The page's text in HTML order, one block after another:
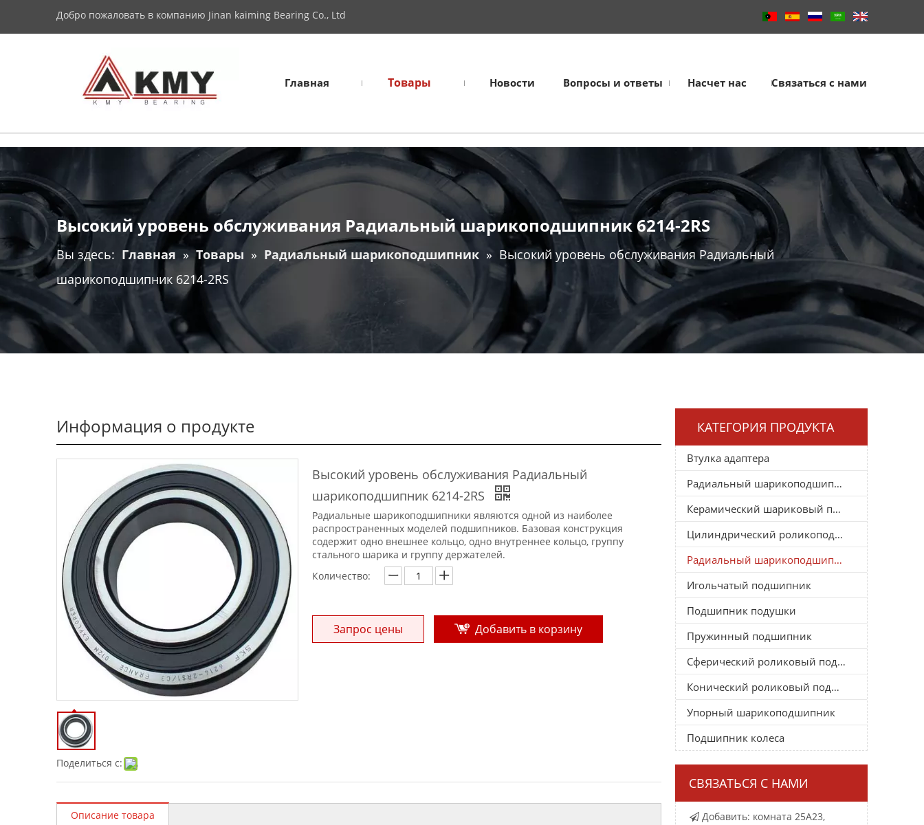
Добро пожаловать в компанию Jinan kaiming Bearing Co., Ltd
Главная Товары Новости Вопросы и ответы Насчет нас Связаться с нами
Высокий уровень обслуживания Радиальный шарикоподшипник 6214-2RS
Вы здесь: Главная » Товары » Радиальный шарикоподшипник » Высокий уровень обслуживания Радиальный
шарикоподшипник 6214-2RS
Информация о продукте
Поделиться с:
Высокий уровень обслуживания Радиальный
шарикоподшипник 6214-2RS
Радиальные шарикоподшипники являются одной из наиболее
распространенных моделей подшипников. Базовая конструкция
содержит одно внешнее кольцо, одно внутреннее кольцо, группу
стального шарика и группу держателей.
Количество:
Запрос цены Добавить в корзину
Описание товара
КАТЕГОРИЯ ПРОДУКТА
Втулка адаптера
Радиальный шарикоподшипник
Керамический шариковый подшипник
Цилиндрический роликоподшипник
Радиальный шарикоподшипник
Игольчатый подшипник
Подшипник подушки
Пружинный подшипник
Сферический роликовый подшипник
Конический роликовый подшипник
Упорный шарикоподшипник
Подшипник колеса
СВЯЗАТЬСЯ С НАМИ
 Добавить: комната 25A23,